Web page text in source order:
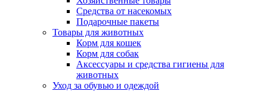
Средства от насекомых
Подарочные пакеты
Товары для животных
Корм для кошек
Корм для собак
Аксессуары и средства гигиены для
животных
Уход за обувью и одеждой